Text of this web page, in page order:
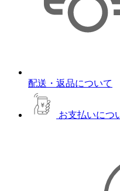
配送・返品について
お支払いにつ